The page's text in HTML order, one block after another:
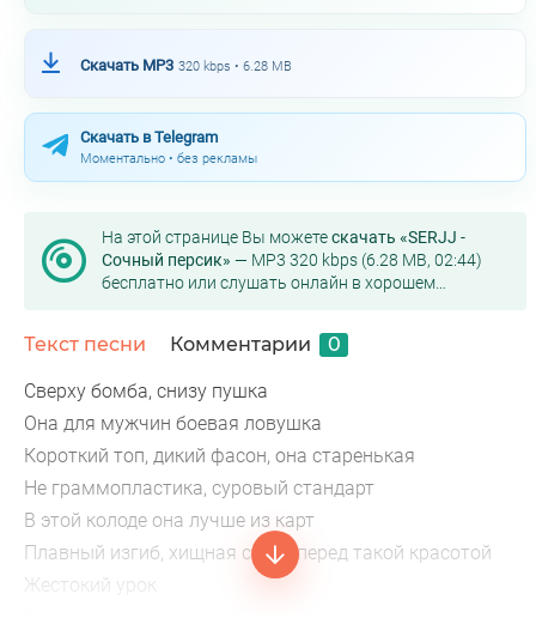
Скачать MP3 320 kbps • 6.28 MB
Скачать в Telegram
Моментально • без рекламы
На этой странице Вы можетескачать «SERJJ -
Сочный персик» — MP3 320 kbps (6.28 MB, 02:44)
бесплатно или слушать онлайн в хорошем
Текст песни Комментарии 0
Сверху бомба, снизу пушка
Она для мужчин боевая ловушка
Короткий топ, дикий фасон, она старенькая
Не граммопластика, суровый стандарт
В этой колоде она лучше из карт
Плавный изгиб, хищная стать перед такой красотой
Жестокий урок